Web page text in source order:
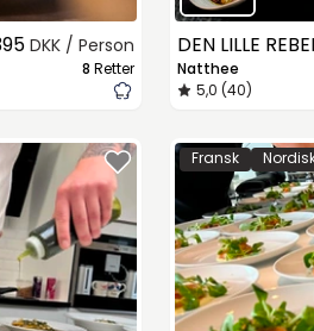
DKK / Person
8 Retter
DEN LILLE
Natthee
5,0 (40)
Fransk